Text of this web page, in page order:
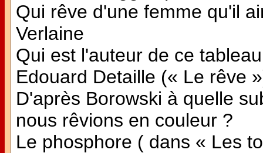
Qui rêve d'une femme qu'il
Verlaine
Qui est l'auteur de ce
Edouard Detaille (« Le rêve
D'après Borowski à quelle
nous rêvions en couleur ?
Le phosphore ( dans « Les